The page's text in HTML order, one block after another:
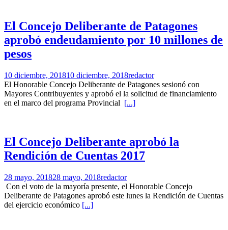
El Concejo Deliberante de Patagones
aprobó endeudamiento por 10 millones de
pesos
10 diciembre, 201810 diciembre, 2018redactor
El Honorable Concejo Deliberante de Patagones sesionó con
Mayores Contribuyentes y aprobó el la solicitud de financiamiento
en el marco del programa Provincial [...]
El Concejo Deliberante aprobó la
Rendición de Cuentas 2017
28 mayo, 201828 mayo, 2018redactor
Con el voto de la mayoría presente, el Honorable Concejo
Deliberante de Patagones aprobó este lunes la Rendición de Cuentas
del ejercicio económico [...]